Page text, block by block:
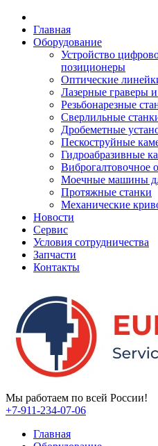
Главная
Оборудование
Устройство
позиционеры
Оптические
Лазерные граверы
Резьбонарезные
Сверлильные
Дробеметные
Пескоструйные
Гидроабразивные
Виброгалтовочное
Моечные машины
Протяжные станки
Механические
Новости
Сервис
Условия сотрудничества
Запчасти
Контакты
Мы работаем по всей России!
+7-911-234-07-06
Главная